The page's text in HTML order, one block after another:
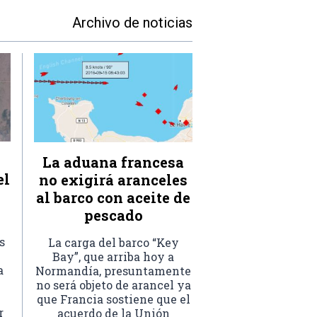
Archivo de noticias
La aduana francesa
no exigirá aranceles
al barco con aceite de
pescado
La carga del barco “Key
Bay”, que arriba hoy a
Normandía, presuntamente
no será objeto de arancel ya
que Francia sostiene que el
acuerdo de la Unión